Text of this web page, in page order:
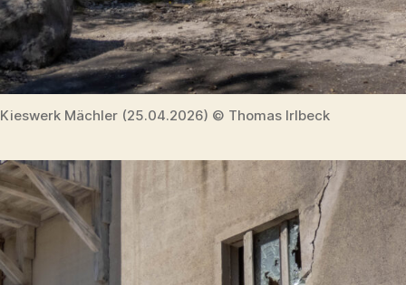
Kieswerk Mächler (25.04.2026) © Thomas Irlbeck